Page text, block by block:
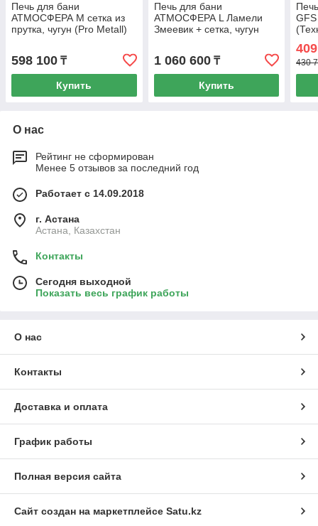
Печь для бани
АТМОСФЕРА М сетка из
прутка, чугун (Pro Metall)
598 100 ₸
Купить
Печь для бани
АТМОСФЕРА L Ламели
Змеевик + сетка, чугун
1 060 600₸
Купить
430
О нас
Рейтинг не сформирован
Менее 5 отзывов за последний год
Работает с 14.09.2018
г. Астана
Астана, Казахстан
Контакты
Сегодня выходной
Показать весь график работы
О нас
Контакты
Доставка и оплата
График работы
Полная версия сайта
Сайт создан на маркетплейсе Satu.kz